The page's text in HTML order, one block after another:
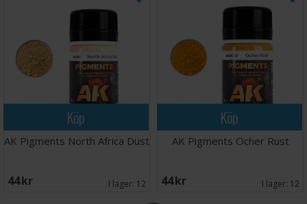
Köp
AK Pigments North Africa Dust
44 SEK I lager: 12
Köp
AK Pigments Ocher Rust
44 SEK I lager: 12